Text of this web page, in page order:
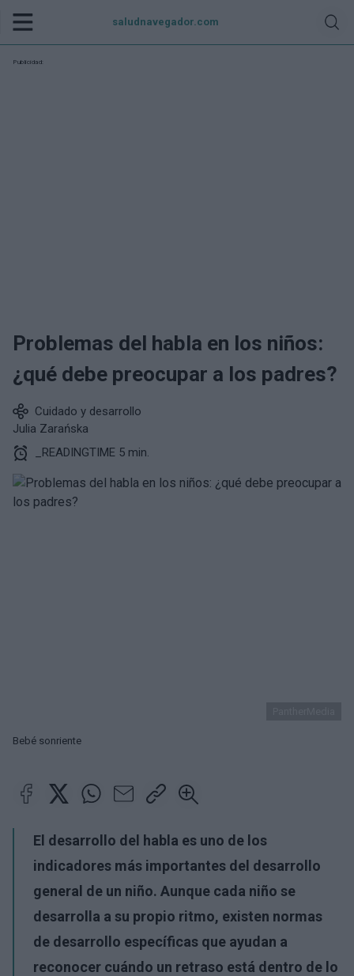
saludnavegador.com
Publicidad:
Problemas del habla en los niños:
¿qué debe preocupar a los padres?
Cuidado y desarrollo
Julia Zarańska
_READINGTIME 5 min.
Bebé sonriente
El desarrollo del habla es uno de los
indicadores más importantes del desarrollo
general de un niño. Aunque cada niño se
desarrolla a su propio ritmo, existen normas
de desarrollo específicas que ayudan a
reconocer cuándo un retraso está dentro de lo